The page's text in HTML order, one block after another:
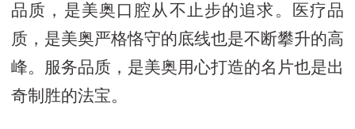
品质，是美奥口腔从不止步的追求。医疗品
质，是美奥严格恪守的底线也是不断攀升的高
峰。服务品质，是美奥用心打造的名片也是出
奇制胜的法宝。